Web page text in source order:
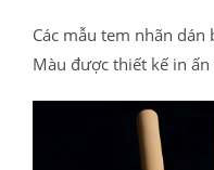
Các mẫu tem nhãn dán
Màu được thiết kế in